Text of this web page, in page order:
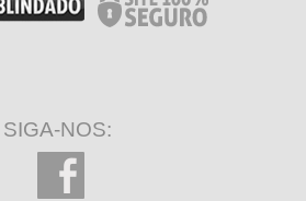
SIGA-NOS: